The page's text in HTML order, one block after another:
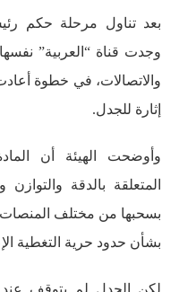
بعد تناول مرحلة حكم
وجدت قناة “العربية”
والاتصالات، في خطوة
إثارة للجدل.
وأوضحت الهيئة أن
المتعلقة بالدقة
بسحبها من مختلف
بشأن حدود حرية التغطية
لكن الجدل لم يتوقف عند